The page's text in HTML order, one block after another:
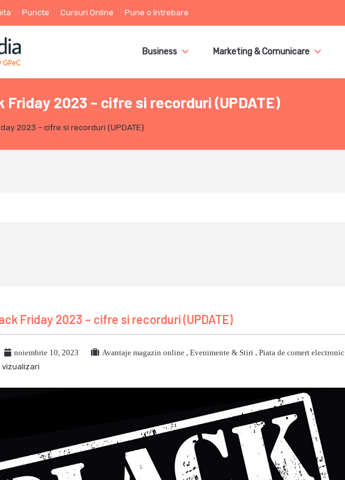
Puncte Cursuri Online Pune o întrebare
Business Marketing & Comunicare
Friday 2023 – cifre si recorduri (UPDATE)
2023 – cifre si recorduri (UPDATE)
Friday 2023 – cifre si recorduri (UPDATE)
noiembrie 10, 2023 Avantaje magazin online , Evenimente & Stiri , Piata de comert electronic
vizualizari